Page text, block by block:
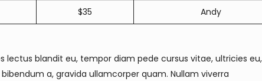
$35 Andy
lectus blandit eu, tempor diam pede cursus vitae, ultricies eu,
a, gravida ullamcorper quam. Nullam viverra